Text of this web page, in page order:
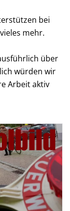
bei
mehr.
über
würden wir
Arbeit aktiv